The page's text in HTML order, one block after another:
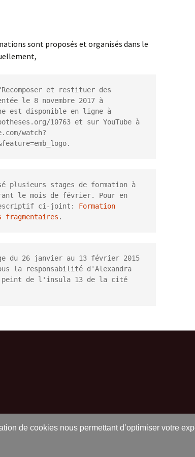
de cookies nous permettant d’optimiser votre
sont proposés et organisés dans le
et restituer des
le 8 novembre 2017 à
est disponible en ligne à
10763 et sur YouTube à
watch?
plusieurs stages de formation à
le mois de février. Pour en
ci-joint: Formation
fragmentaires .
du 26 janvier au 13 février 2015
la responsabilité d'Alexandra
peint de l'insula 13 de la cité